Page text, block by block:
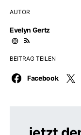
AUTOR
Evelyn Gertz
BEITRAG TEILEN
Facebook